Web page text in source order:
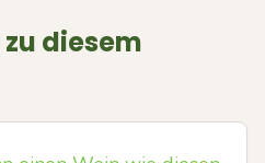
diesem